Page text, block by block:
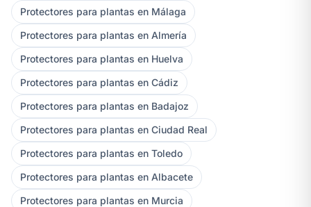
Protectores para plantas en Málaga
Protectores para plantas en Almería
Protectores para plantas en Huelva
Protectores para plantas en Cádiz
Protectores para plantas en Badajoz
Protectores para plantas en Ciudad Real
Protectores para plantas en Toledo
Protectores para plantas en Albacete
Protectores para plantas en Murcia